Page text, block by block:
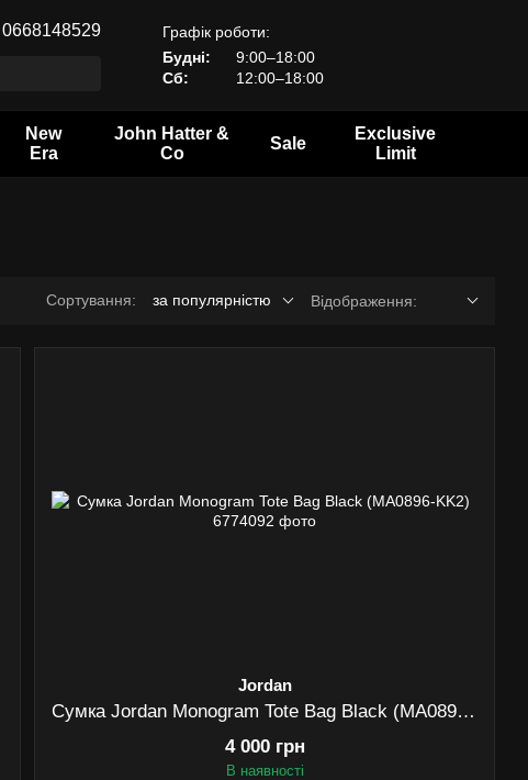
0668148529
Графік роботи:
Будні:
9:00–18:00
Сб:
12:00–18:00
New
Era
John Hatter &
Co
Sale
Exclusive
Limit
Сортування: за популярністю Відображення:
Jordan
Сумка Jordan Monogram Tote Bag Black (MA0896-KK2)
4 000 грн
В наявності